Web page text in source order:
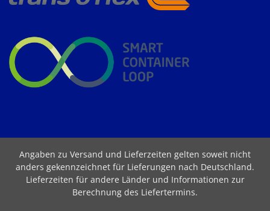
Angaben zu Versand und Lieferzeiten gelten soweit nicht
anders gekennzeichnet für Lieferungen nach Deutschland.
Lieferzeiten für andere Länder und Informationen zur
Berechnung des Liefertermins.